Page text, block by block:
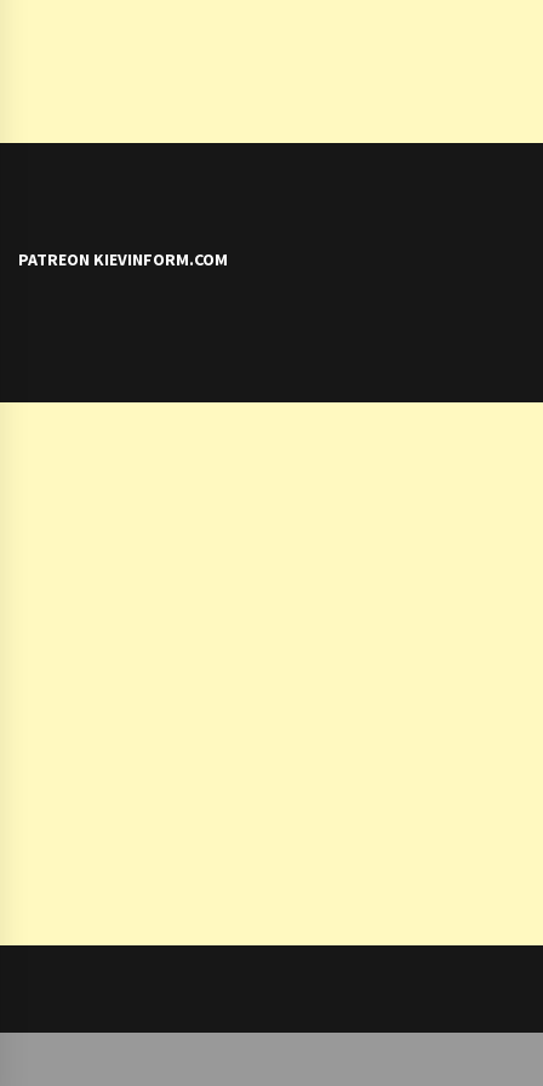
PATREON KIEVINFORM.COM